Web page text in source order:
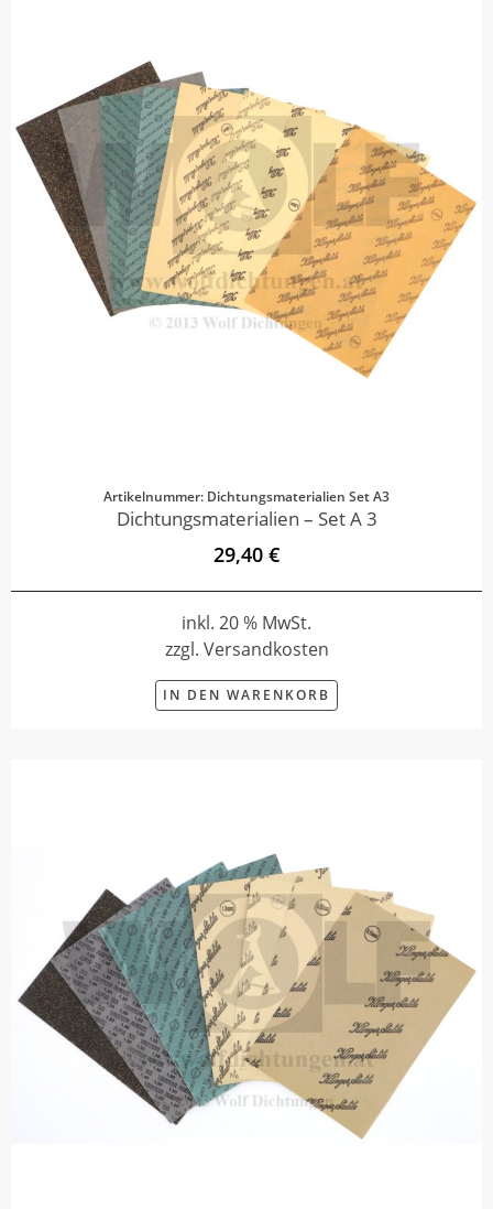
Artikelnummer: Dichtungsmaterialien Set A3
Dichtungsmaterialien – Set A 3
29,40 €
inkl. 20 % MwSt.
zzgl. Versandkosten
IN DEN WARENKORB